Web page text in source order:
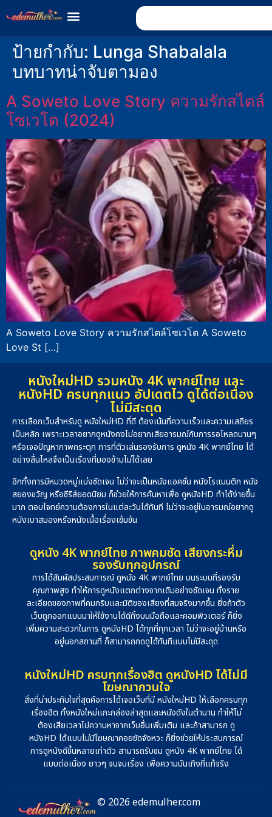
ป้ายกำกับ: Lunga Shabalala
บทบาทน่าจับตามอง
A Soweto Love Story ความรักสไตล์
โซเวโต (2024)
A Soweto Love Story ความรักสไตล์โซเวโต A Soweto
Love St […]
หนังใหม่HD รวมหนัง 4K พากย์ไทย และ
หนังHD ครบทุกแนว อัปเดตไว ดูได้ต่อเนื่อง
ไม่มีสะดุด
การเลือกเว็บสำหรับดู หนังใหม่HD ที่ดี ต้องเน้นที่ความเร็วและความเสถียร
เป็นหลัก เพราะเวลาอยากดูหนังคงไม่อยากเสียอารมณ์กับการรอโหลดนานๆ
หรือเจอปัญหาภาพกระตุก การที่ตัวเล่นรองรับการ ดูหนัง 4K พากย์ไทย ได้
อย่างลื่นไหลจึงเป็นเรื่องที่มองข้ามไม่ได้เลย
อีกทั้งการมีหมวดหมู่แบ่งชัดเจน ไม่ว่าจะเป็นหนังแอคชั่น หนังโรแมนติก หนัง
สยองขวัญ หรือซีรีส์ยอดนิยม ก็ช่วยให้การค้นหาเพื่อ ดูหนังHD ทำได้ง่ายขึ้น
มาก ตอบโจทย์ความต้องการในแต่ละวันได้ทันที ไม่ว่าจะอยู่ในอารมณ์อยากดู
หนังเบาสมองหรือหนังเนื้อเรื่องเข้มข้น
ดูหนัง 4K พากย์ไทย ภาพคมชัด เสียงกระหึ่ม
รองรับทุกอุปกรณ์
การได้สัมผัสประสบการณ์ ดูหนัง 4K พากย์ไทย บนระบบที่รองรับ
คุณภาพสูง ทำให้การดูหนังแตกต่างจากเดิมอย่างชัดเจน ทั้งราย
ละเอียดของภาพที่คมกริบและมิติของเสียงที่สมจริงมากขึ้น ยิ่งถ้าตัว
เว็บถูกออกแบบมาให้ใช้งานได้ดีทั้งบนมือถือและคอมพิวเตอร์ ก็ยิ่ง
เพิ่มความสะดวกในการ ดูหนังHD ได้ทุกที่ทุกเวลา ไม่ว่าจะอยู่บ้านหรือ
อยู่นอกสถานที่ ก็สามารถกดดูได้ทันทีแบบไม่มีสะดุด
หนังใหม่HD ครบทุกเรื่องฮิต ดูหนังHD ได้ไม่มี
โฆษณากวนใจ
สิ่งที่น่าประทับใจที่สุดคือการได้เจอเว็บที่มี หนังใหม่HD ให้เลือกครบทุก
เรื่องฮิต ทั้งหนังใหม่แกะกล่องล่าสุดและหนังดังในตำนาน ทำให้ไม่
ต้องเสียเวลาไปควานหาจากเว็บอื่นเพิ่มเติม และถ้าสามารถ ดู
หนังHD ได้แบบไม่มีโฆษณาคอยขัดจังหวะ ก็ยิ่งช่วยให้ประสบการณ์
การดูหนังดีขึ้นหลายเท่าตัว สามารถรับชม ดูหนัง 4K พากย์ไทย ได้
แบบต่อเนื่อง ยาวๆ จนจบเรื่อง เพื่อความบันเทิงที่แท้จริง
© 2026 edemulher.com